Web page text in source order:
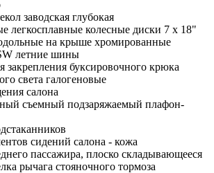
заводская глубокая
легкосплавные колесные диски 7 х 18"
на крыше хромированные
летние шины
закрепления буксировочного крюка
света галогеновые
салона
съемный подзаряжаемый плафон-
сидений салона - кожа
пассажира, плоско складывающееся
рычага стояночного тормоза